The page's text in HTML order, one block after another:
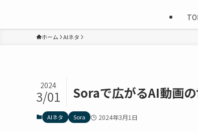
ホーム AIネタ
Soraで広がるAI動画
2024
3/01
AIネタ Sora 2024年3月1日